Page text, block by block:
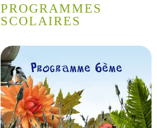
PROGRAMMES
SCOLAIRES